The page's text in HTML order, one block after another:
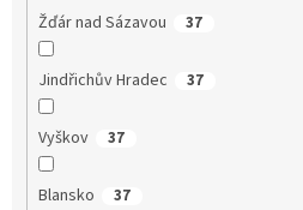
Žďár nad Sázavou 37
Jindřichův Hradec 37
Vyškov 37
Blansko 37